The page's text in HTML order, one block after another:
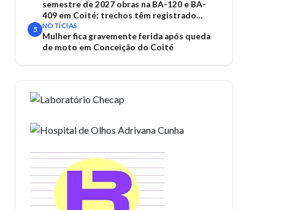
semestre de 2027 obras na BA-120 e BA-
409 em Coité; trechos têm registrado
acidentes
5 NOTÍCIAS
Mulher fica gravemente ferida após queda
de moto em Conceição do Coité